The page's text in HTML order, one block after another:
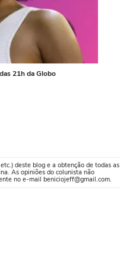
21h da Globo
deste blog e a obtenção de todas as
As opiniões do colunista não
no e-mail beniciojeff@gmail.com.